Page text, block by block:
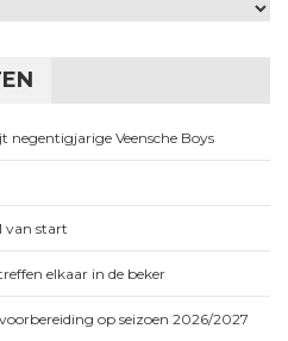
negentigjarige Veensche Boys
van start
elkaar in de beker
op seizoen 2026/2027